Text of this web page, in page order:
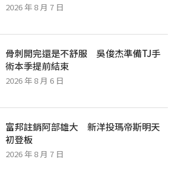
2026 年 8 月 7 日
骨刺開完還是不舒服 吳俊杰準備TJ手
術本季提前結束
2026 年 8 月 6 日
富邦註銷阿部雄大 新洋投瑪帝斯明天
初登板
2026 年 8 月 7 日